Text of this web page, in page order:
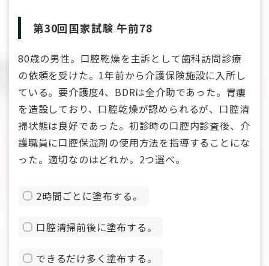
第30回国家試験 午前78
80歳の男性。口腔乾燥を主訴として歯科訪問診療
の依頼を受けた。1年前から介護保険施設に入所し
ている。要介護度4、BDRは全介助であった。胃瘻
を造設しており、口腔乾燥が認められるが、口腔清
掃状態は良好であった。初診時の口腔内診査後、介
護職員に口腔保湿剤の使用方法を指導することにな
った。適切なのはどれか。2つ選べ。
2時間ごとに塗布する。
口腔清掃前後に塗布する。
できるだけ多く塗布する。